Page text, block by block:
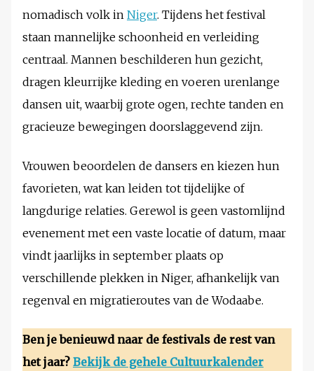
nomadisch volk in Niger. Tijdens het festival
staan mannelijke schoonheid en verleiding
centraal. Mannen beschilderen hun gezicht,
dragen kleurrijke kleding en voeren urenlange
dansen uit, waarbij grote ogen, rechte tanden en
gracieuze bewegingen doorslaggevend zijn.
Vrouwen beoordelen de dansers en kiezen hun
favorieten, wat kan leiden tot tijdelijke of
langdurige relaties. Gerewol is geen vastomlijnd
evenement met een vaste locatie of datum, maar
vindt jaarlijks in september plaats op
verschillende plekken in Niger, afhankelijk van
regenval en migratieroutes van de Wodaabe.
Ben je benieuwd naar de festivals de rest van
het jaar? Bekijk de gehele Cultuurkalender